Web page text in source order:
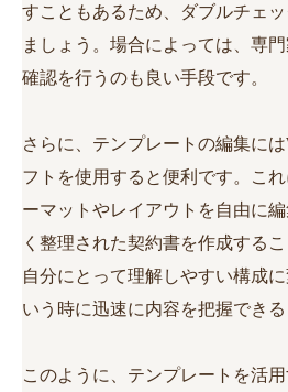
すこともあるため、ダブルチェ
ましょう。場合によっては、専
確認を行うのも良い手段です。
さらに、テンプレートの編集に
フトを使用すると便利です。こ
ーマットやレイアウトを自由に
く整理された契約書を作成する
自分にとって理解しやすい構成
いう時に迅速に内容を把握できる
このように、テンプレートを活